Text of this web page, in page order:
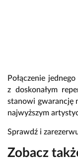
Połączenie
z doskonałym
stanowi gwarancję
najwyższym
Sprawdź i
Zobacz